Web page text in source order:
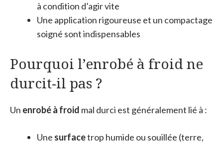
à condition d’agir vite
Une application rigoureuse et un compactage
soigné sont indispensables
Pourquoi l’enrobé à froid ne
durcit-il pas ?
Un enrobé à froid mal durci est généralement lié à :
Une surfacetrop humide ou souillée (terre,